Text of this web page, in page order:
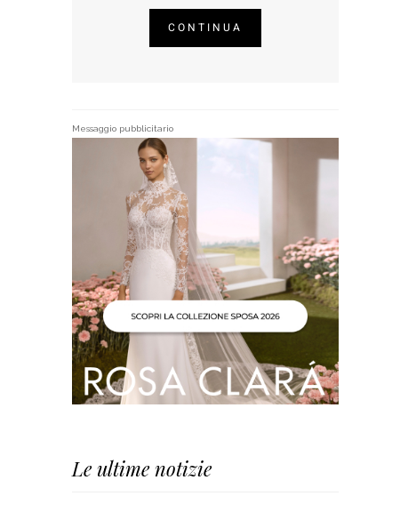
CONTINUA
Messaggio pubblicitario
Le ultime notizie